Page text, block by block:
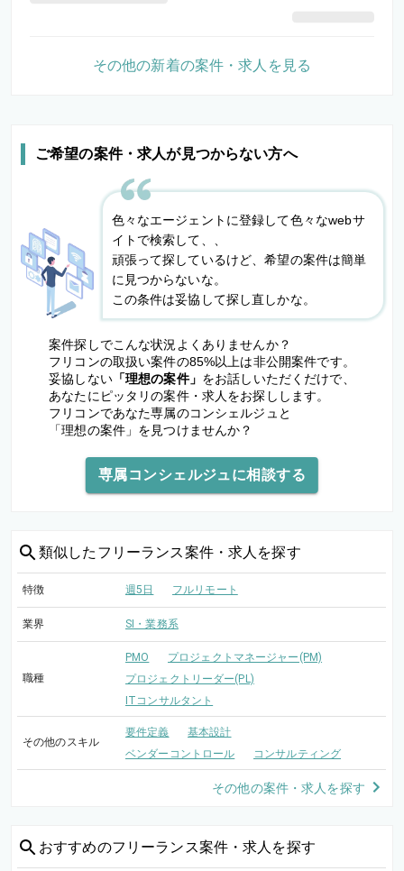
ご希望の案件・求人が見つからない方へ
色々なエージェントに登録して色々なwebサ
イトで検索して、、
頑張って探しているけど、希望の案件は簡単
に見つからないな。
この条件は妥協して探し直しかな。
案件探しでこんな状況よくありませんか？
フリコンの取扱い案件の85%以上は非公開案件です。
妥協しない「理想の案件」 をお話しいただくだけで、
あなたにピッタリの案件・求人をお探しします。
フリコンであなた専属のコンシェルジュと
「理想の案件」を見つけませんか？
専属コンシェルジュに相談する
類似した フリーランス案件・求人を探す
特徴 週5日 フルリモート
業界 SI・業務系
職種
PMO
プロジェクトマネージャー(PM)
プロジェクトリーダー(PL)
ITコンサルタント
その他のスキル
要件定義
基本設計
ベンダーコントロール
コンサルティング
その他の案件・求人を探す
おすすめのフリーランス案件・求人を探す
その他の新着の案件・求人を見る